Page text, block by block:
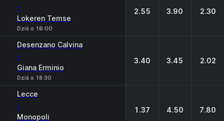
-
Lokeren Temse
Dziś o 16:00
2.55 3.90 2.30
Desenzano Calvina
-
Giana Erminio
Dziś o 18:30
3.40 3.45 2.02
Lecce
-
Monopoli
1.37 4.50 7.80